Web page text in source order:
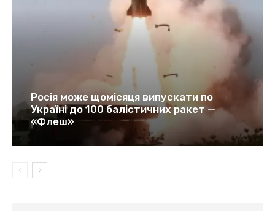
Росія може щомісяця випускати по
Україні до 100 балістичних ракет —
«Флеш»